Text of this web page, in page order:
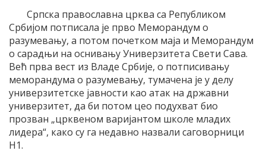
Српска православна црква са Републиком
Србијом потписала је прво Меморандум о
разумевању, а потом почетком маја и Меморандум
о сарадњи на оснивању Универзитета Свети Сава.
Већ прва вест из Владе Србије, о потписивању
меморандума о разумевању, тумачена је у делу
универзитетске јавности као атак на државни
универзитет, да би потом цео подухват био
прозван „црквеном варијантом школе младих
лидера“, како су га недавно назвали саговорници
Н1.